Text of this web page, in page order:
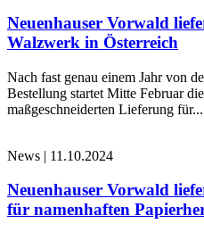
Neuenhauser Vorwald
Walzwerk in Österreich
Nach fast genau einem Jahr von
Bestellung startet Mitte Februar
maßgeschneiderten Lieferung für...
News | 11.10.2024
Neuenhauser Vorwald
für namenhaften